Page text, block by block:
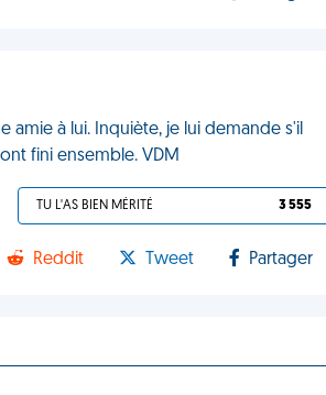
à lui. Inquiète, je lui demande s'il
fini ensemble. VDM
TU L'AS BIEN MÉRITÉ 3 555
Reddit Tweet Partager